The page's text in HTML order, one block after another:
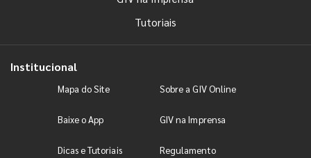
Tutoriais
Institucional
Mapa do Site Sobre a GIV Online
Baixe o App GIV na Imprensa
Dicas e Tutoriais Regulamento